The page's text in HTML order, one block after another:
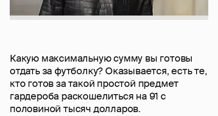
Какую максимальную сумму вы готовы
отдать за футболку? Оказывается, есть те,
кто готов за такой простой предмет
гардероба раскошелиться на 91 с
половиной тысяч долларов.